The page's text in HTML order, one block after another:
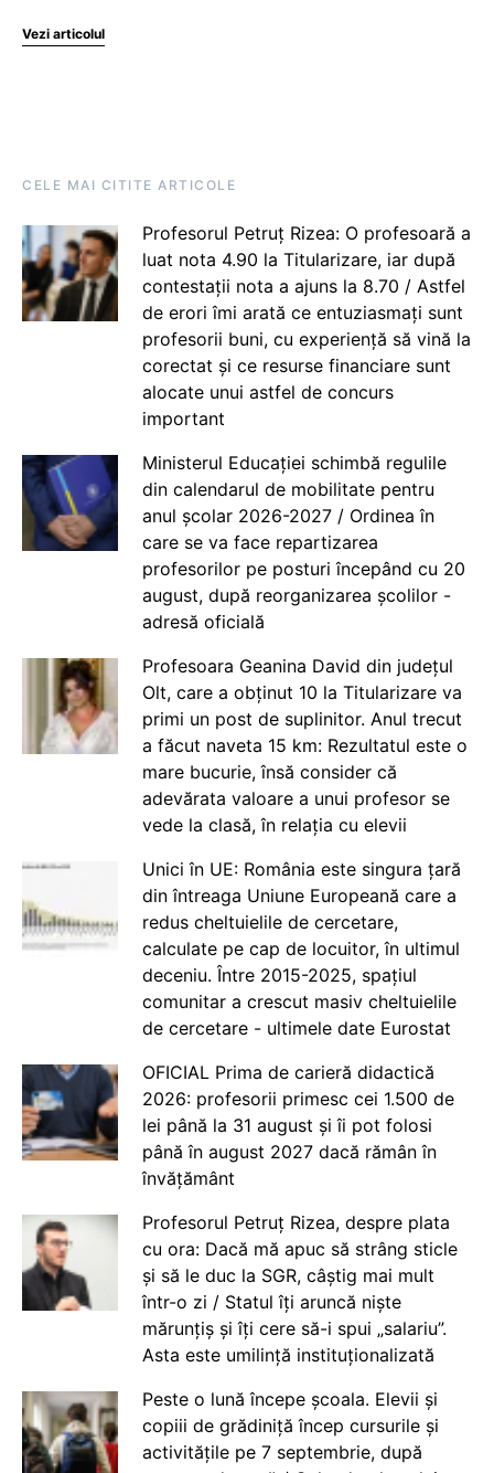
Vezi articolul
CELE MAI CITITE ARTICOLE
Profesorul Petruț Rizea: O profesoară a
luat nota 4.90 la Titularizare, iar după
contestații nota a ajuns la 8.70 / Astfel
de erori îmi arată ce entuziasmați sunt
profesorii buni, cu experiență să vină la
corectat și ce resurse financiare sunt
alocate unui astfel de concurs
important
Ministerul Educației schimbă regulile
din calendarul de mobilitate pentru
anul școlar 2026-2027 / Ordinea în
care se va face repartizarea
profesorilor pe posturi începând cu 20
august, după reorganizarea școlilor -
adresă oficială
Profesoara Geanina David din județul
Olt, care a obținut 10 la Titularizare va
primi un post de suplinitor. Anul trecut
a făcut naveta 15 km: Rezultatul este o
mare bucurie, însă consider că
adevărata valoare a unui profesor se
vede la clasă, în relația cu elevii
Unici în UE: România este singura țară
din întreaga Uniune Europeană care a
redus cheltuielile de cercetare,
calculate pe cap de locuitor, în ultimul
deceniu. Între 2015-2025, spațiul
comunitar a crescut masiv cheltuielile
de cercetare - ultimele date Eurostat
OFICIAL Prima de carieră didactică
2026: profesorii primesc cei 1.500 de
lei până la 31 august și îi pot folosi
până în august 2027 dacă rămân în
învățământ
Profesorul Petruț Rizea, despre plata
cu ora: Dacă mă apuc să strâng sticle
și să le duc la SGR, câștig mai mult
într-o zi / Statul îți aruncă niște
mărunțiș și îți cere să-i spui „salariu”.
Asta este umilință instituționalizată
Peste o lună începe școala. Elevii și
copiii de grădiniță încep cursurile și
activitățile pe 7 septembrie, după